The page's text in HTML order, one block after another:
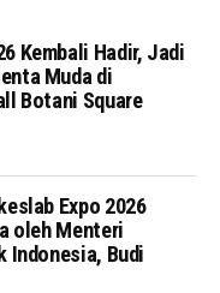
Kembali Hadir, Jadi
Muda di
Botani Square
Expo 2026
oleh Menteri
Indonesia, Budi